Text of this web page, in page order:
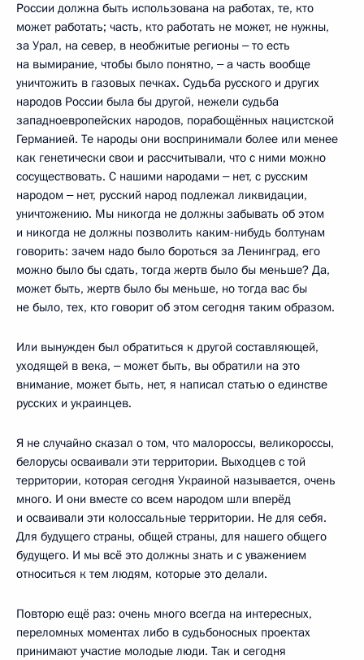
России должна быть использована на работах, те, кто
может работать; часть, кто работать не может, не нужны,
за Урал, на север, в необжитые регионы ‒ то есть
на вымирание, чтобы было понятно, ‒ а часть вообще
уничтожить в газовых печках. Судьба русского и других
народов России была бы другой, нежели судьба
западноевропейских народов, порабощённых нацистской
Германией. Те народы они воспринимали более или менее
как генетически свои и рассчитывали, что с ними можно
сосуществовать. С нашими народами ‒ нет, с русским
народом ‒ нет, русский народ подлежал ликвидации,
уничтожению. Мы никогда не должны забывать об этом
и никогда не должны позволить каким-нибудь болтунам
говорить: зачем надо было бороться за Ленинград, его
можно было бы сдать, тогда жертв было бы меньше? Да,
может быть, жертв было бы меньше, но тогда вас бы
не было, тех, кто говорит об этом сегодня таким образом.
Или вынужден был обратиться к другой составляющей,
уходящей в века, ‒ может быть, вы обратили на это
внимание, может быть, нет, я написал статью о единстве
русских и украинцев.
Я не случайно сказал о том, что малороссы, великороссы,
белорусы осваивали эти территории. Выходцев с той
территории, которая сегодня Украиной называется, очень
много. И они вместе со всем народом шли вперёд
и осваивали эти колоссальные территории. Не для себя.
Для будущего страны, общей страны, для нашего общего
будущего. И мы всё это должны знать и с уважением
относиться к тем людям, которые это делали.
Повторю ещё раз: очень много всегда на интересных,
переломных моментах либо в судьбоносных проектах
принимают участие молодые люди. Так и сегодня